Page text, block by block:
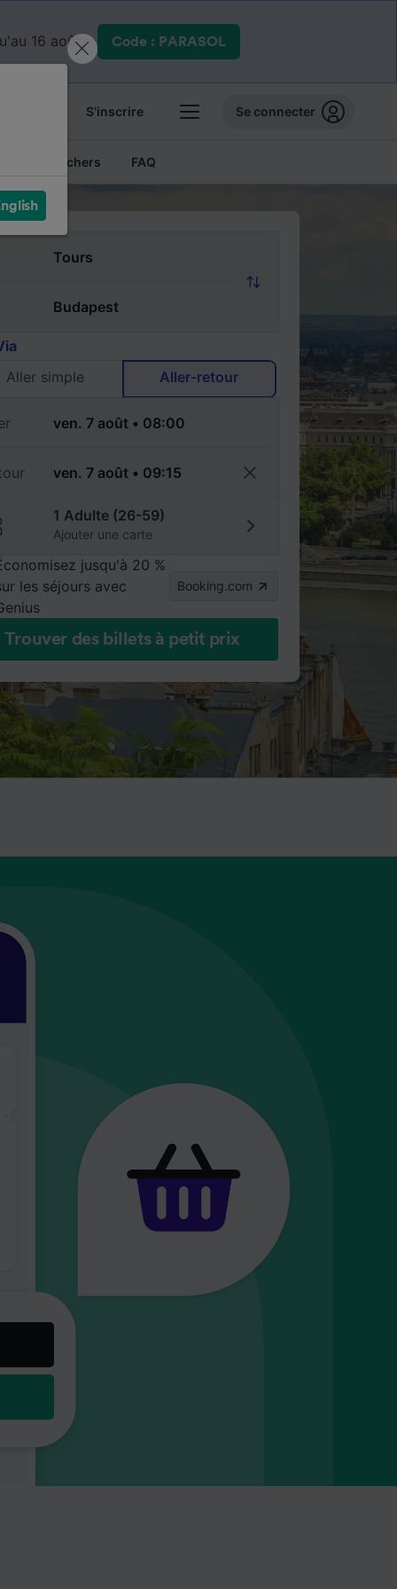
16 août. Code : PARASOL
S'inscrire Se connecter
Billets pas chers FAQ
Aller simple
Aller-retour
1 Adulte (26-59)
Ajouter une carte
jusqu'à 20 %
les séjours avec
Booking.com
Trouver des billets à petit prix